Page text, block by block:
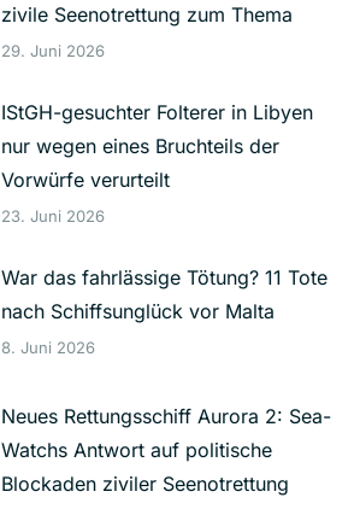
zivile Seenotrettung zum Thema
29. Juni 2026
IStGH-gesuchter Folterer in Libyen
nur wegen eines Bruchteils der
Vorwürfe verurteilt
23. Juni 2026
War das fahrlässige Tötung? 11 Tote
nach Schiffsunglück vor Malta
8. Juni 2026
Neues Rettungsschiff Aurora 2: Sea-
Watchs Antwort auf politische
Blockaden ziviler Seenotrettung